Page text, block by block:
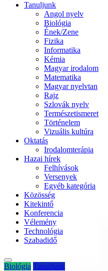
Tanuljunk
Angol nyelv
Biológia
Ének/Zene
Fizika
Informatika
Kémia
Magyar irodalom
Matematika
Magyar nyelvtan
Rajz
Szlovák nyelv
Természetismeret
Történelem
Vizuális kultúra
Oktatás
Irodalomterápia
Hazai hírek
Felhívások
Versenyek
Egyéb kategória
Közösség
Kitekintő
Konferencia
Vélemény
Technológia
Szabadidő
Biológia Tanuljunk